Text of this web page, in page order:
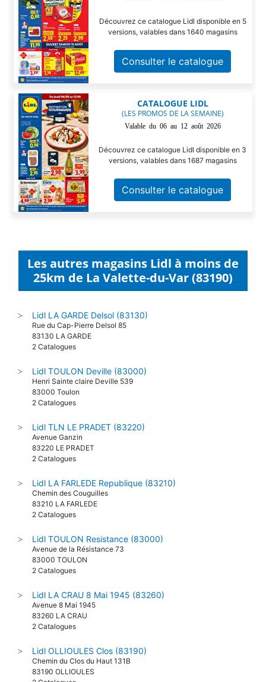
Découvrez ce catalogue Lidl disponible en 5
versions, valables dans 1640 magasins
Consulter le catalogue
CATALOGUE LIDL
(LES PROMOS DE LA SEMAINE)
Valable du 06 au 12 août 2026
Découvrez ce catalogue Lidl disponible en 3
versions, valables dans 1687 magasins
Consulter le catalogue
Les autres magasins Lidl à moins de
25km de La Valette-du-Var (83190)
> Lidl LA GARDE Delsol (83130)
Rue du Cap-Pierre Delsol 85
83130 LA GARDE
2 Catalogues
> Lidl TOULON Deville (83000)
Henri Sainte claire Deville 539
83000 Toulon
2 Catalogues
> Lidl TLN LE PRADET (83220)
Avenue Ganzin
83220 LE PRADET
2 Catalogues
> Lidl LA FARLEDE Republique (83210)
Chemin des Couguilles
83210 LA FARLEDE
2 Catalogues
> Lidl TOULON Resistance (83000)
Avenue de la Résistance 73
83000 TOULON
2 Catalogues
> Lidl LA CRAU 8 Mai 1945 (83260)
Avenue 8 Mai 1945
83260 LA CRAU
2 Catalogues
> Lidl OLLIOULES Clos (83190)
Chemin du Clos du Haut 131B
83190 OLLIOULES